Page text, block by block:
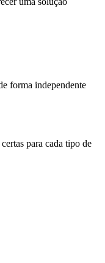
forma independente
para cada tipo de